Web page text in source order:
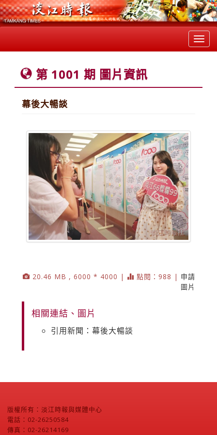
第 1001 期 圖片資訊
幕後大暢談
20.46 MB , 6000 * 4000 | 點閱：988 | 申請
圖片
相關連結、圖片
引用新聞：幕後大暢談
版權所有：淡江時報與媒體中心
電話：02-26250584
傳真：02-26214169